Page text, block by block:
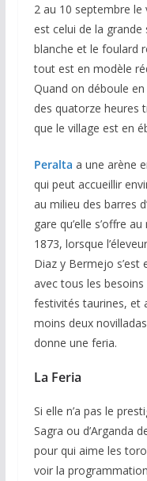
2 au 10 septembre le
est celui de la
blanche et le foulard
tout est en modèle
Quand on déboule
des quatorze heures
que le village est en
Peralta a une arène
qui peut accueillir
au milieu des barres
gare qu’elle s’offre
1873, lorsque
Diaz y Bermejo s’est
avec tous les besoins
festivités taurines, et
moins deux
donne une feria.
La Feria
Si elle n’a pas le
Sagra ou d’Arganda
pour qui aime les
voir la